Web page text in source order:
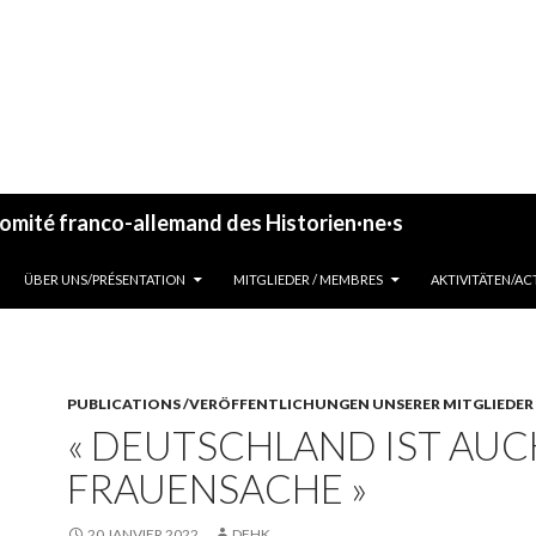
franco-allemand des Historien·ne·s
ÜBER UNS/PRÉSENTATION
MITGLIEDER / MEMBRES AKTIVITÄTEN/
PUBLICATIONS /VERÖFFENTLICHUNGEN UNSERER MITGLIEDER
« DEUTSCHLAND IST
FRAUENSACHE »